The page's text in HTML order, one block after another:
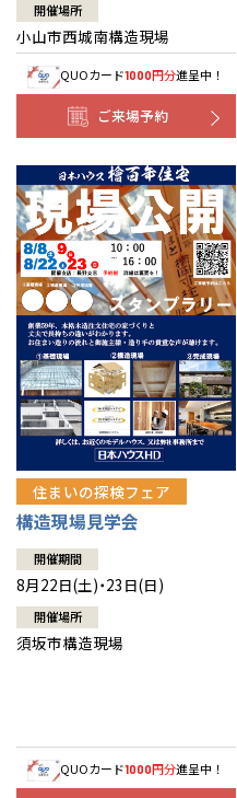
開催場所
小山市西城南構造現場
QUOカード1000円分進呈中！
ご来場予約
住まいの探検フェア
構造現場見学会
開催期間
8月22日(土)・23日(日)
開催場所
須坂市構造現場
QUOカード1000円分進呈中！